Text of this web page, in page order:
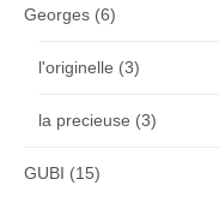
Georges (6)
l'originelle (3)
la precieuse (3)
GUBI (15)